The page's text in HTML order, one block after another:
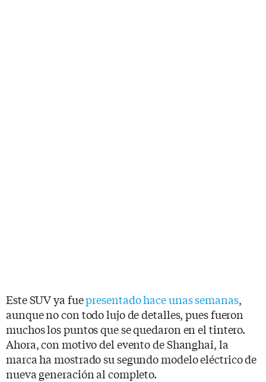
Este SUV ya fuepresentado hace unas semanas,
aunque no con todo lujo de detalles, pues fueron
muchos los puntos que se quedaron en el tintero.
Ahora, con motivo del evento de Shanghai, la
marca ha mostrado su segundo modelo eléctrico de
nueva generación al completo.